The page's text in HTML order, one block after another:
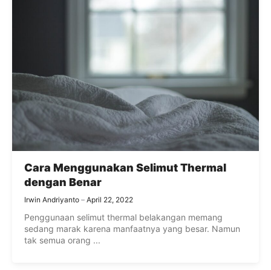
Cara Menggunakan Selimut Thermal
dengan Benar
Irwin Andriyanto April 22, 2022
Penggunaan selimut thermal belakangan memang
sedang marak karena manfaatnya yang besar. Namun
tak semua orang ...